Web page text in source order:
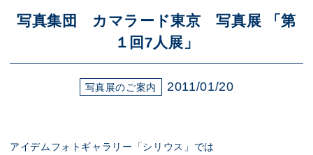
写真集団 カマラード東京 写真展 「第
１回7人展」
写真展のご案内 2011/01/20
アイデムフォトギャラリー「シリウス」では
アクセス
ブログ